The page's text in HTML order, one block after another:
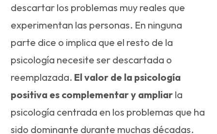
descartar los problemas muy reales que
experimentan las personas. En ninguna
parte dice o implica que el resto de la
psicología necesite ser descartada o
reemplazada. El valor de la psicología
positiva es complementar y ampliar la
psicología centrada en los problemas que ha
sido dominante durante muchas décadas.